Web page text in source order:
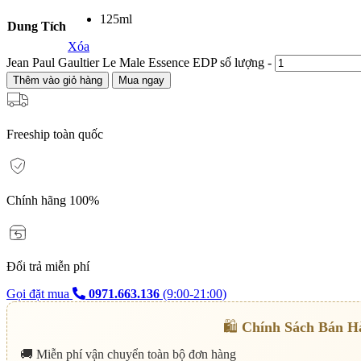
Dung Tích
125ml
Xóa
Jean Paul Gaultier Le Male Essence EDP số lượng -
Thêm vào giỏ hàng Mua ngay
Freeship toàn quốc
Chính hãng 100%
Đổi trả miễn phí
Gọi đặt mua
0971.663.136 (9:00-21:00)
🛍️ Chính Sách Bán
🚚 Miễn phí vận chuyển toàn bộ đơn hàng